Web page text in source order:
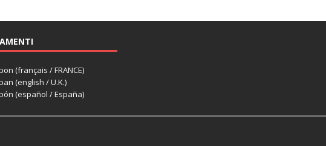
(français / FRANCE)
(english / U.K.)
(español / España)